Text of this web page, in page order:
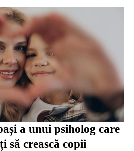
a unui psiholog care
să crească copii